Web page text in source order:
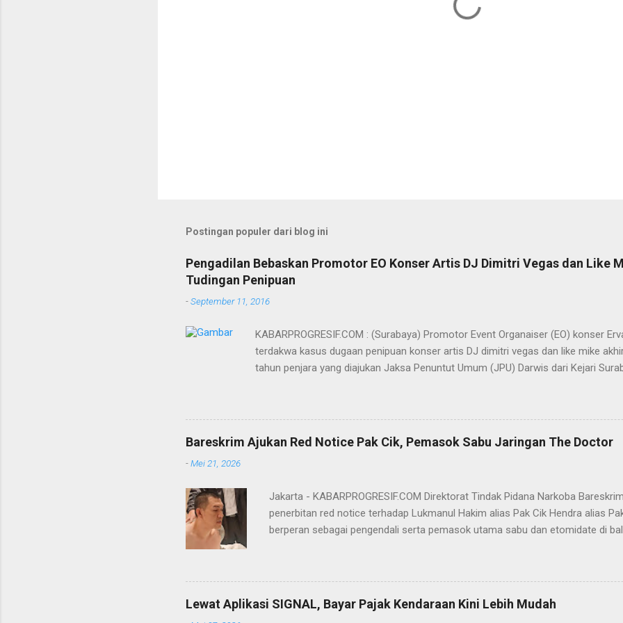
Postingan populer dari blog ini
Pengadilan Bebaskan Promotor EO Konser Artis DJ Dimitri Vegas dan Like
Tudingan Penipuan
-September 11, 2016
KABARPROGRESIF.COM : (Surabaya) Promotor Event Organaiser (EO) konser
terdakwa kasus dugaan penipuan konser artis DJ dimitri vegas dan like mike
tahun penjara yang diajukan Jaksa Penuntut Umum (JPU) Darwis dari Kejari
pidana. Dalam pertimbangannya, hakim Sigit menerangkan, majelis hakim
terdakwa Ervan tersebut tidak terdapat unsur penipuan sehingga dianggap
Menurut majelis hakim, kasus yang menjerat Ervan merupakan hubungan hukum
itulah, terdakwa Ervan diputus bebas dari tuntutan hukum (onslag van alle recht
Bareskrim Ajukan Red Notice Pak Cik, Pemasok Sabu Jaringan The Doctor
-Mei 21, 2026
Jakarta - KABARPROGRESIF.COM Direktorat Tindak Pidana Narkoba
penerbitan red notice terhadap Lukmanul Hakim alias Pak Cik Hendra alias
berperan sebagai pengendali serta pemasok utama sabu dan etomidate di
DPO Lukmanul Hakim alias Hendra alias Pak Haji," kata Direktur Tindak
Bareskrim Polri Brigjen Eko Hadi Santoso. dalam keterangannya, Rabu (20/5).
merupakan warga negara Indonesia (WNI) asal Aceh yang saat ini terdeteksi
belakangan status kewarganegaraan sudah berpindah menjadi warga negara
Lewat Aplikasi SIGNAL, Bayar Pajak Kendaraan Kini Lebih Mudah